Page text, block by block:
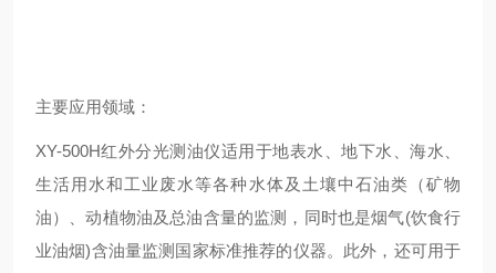
主要应用领域：
XY-500H红外分光测油仪适用于地表水、地下水、海水、
生活用水和工业废水等各种水体及土壤中石油类（矿物
油）、动植物油及总油含量的监测，同时也是烟气(饮食行
业油烟)含油量监测国家标准推荐的仪器。此外，还可用于